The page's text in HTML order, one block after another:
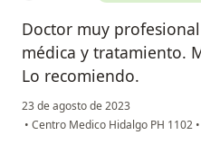
Doctor muy
médica y tratamiento.
Lo recomiendo.
23 de agosto de 2023
• Centro Medico Hidalgo PH 1102 •